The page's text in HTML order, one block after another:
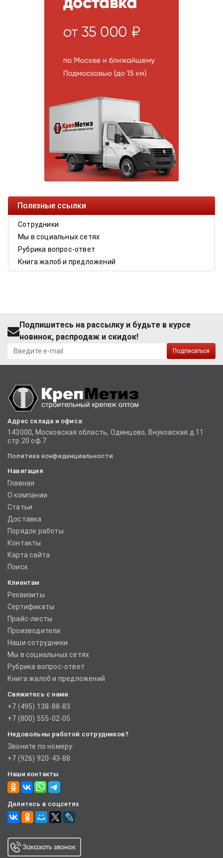
Полезные ссылки
Сотрудники
Мы в социальных сетях
Рубрика вопрос-ответ
Книга жалоб и предложений
Подпишитесь на рассылку и будьте в курсе
новинок, распродаж и скидок!
Подписаться
Адрес склада и офиса:
143000, Московская область, Одинцово, Внуковская д.11
стр.20 оф.7
Политика конфиденциальности
Навигация
Главная
О компании
Статьи
Доставка
Порядок работы
Контакты
Карта сайта
Поиск
Клиентам
Реквизиты
Сертификаты
Прайс-листы
Производители
Наши сотрудники
Мы в социальных сетях
Рубрика вопрос-ответ
Книга жалоб и предложений
Свяжитесь с нами
+7 (495) 138-88-83
+7 (800) 555-02-05
Недовольны работой сотрудников?
Звоните по номеру:
+7 (926) 920-43-88
Наши контакты
Делитесь в соцсетях